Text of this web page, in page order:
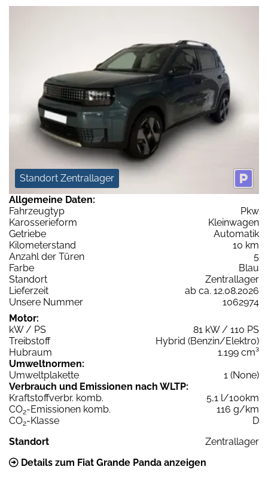
Standort Zentrallager
Allgemeine Daten:
Fahrzeugtyp
Pkw
Karosserieform
Kleinwagen
Getriebe
Automatik
Kilometerstand
10 km
Anzahl der Türen
5
Farbe
Blau
Standort
Zentrallager
Lieferzeit
ab ca. 12.08.2026
Unsere Nummer
1062974
Motor:
kW / PS
81 kW / 110 PS
Treibstoff
Hybrid (Benzin/Elektro)
Hubraum
1.199 cm³
Umweltnormen:
Umweltplakette
1 (None)
Verbrauch und Emissionen nach WLTP:
Kraftstoffverbr. komb.
5,1 l/100km
CO2-Emissionen komb.
116 g/km
CO2-Klasse
D
Standort
Zentrallager
Details zum Fiat Grande Panda anzeigen